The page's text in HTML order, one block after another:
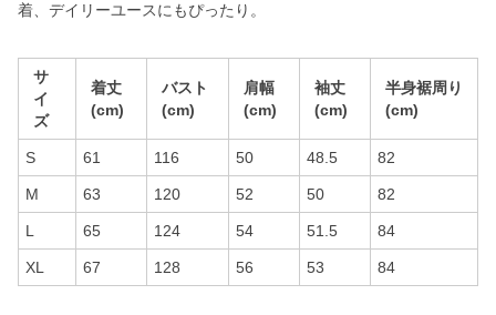
着、デイリーユースにもぴったり。
サ
イ
ズ
着丈
(cm)
バスト
(cm)
肩幅
(cm)
袖丈
(cm)
半身裾周り
(cm)
S 61 116 50 48.5 82
M 63 120 52 50 82
L 65 124 54 51.5 84
XL 67 128 56 53 84